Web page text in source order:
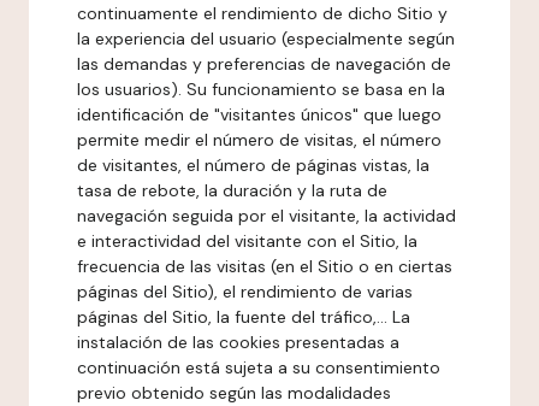
continuamente el rendimiento de dicho Sitio y
la experiencia del usuario (especialmente según
las demandas y preferencias de navegación de
los usuarios). Su funcionamiento se basa en la
identificación de "visitantes únicos" que luego
permite medir el número de visitas, el número
de visitantes, el número de páginas vistas, la
tasa de rebote, la duración y la ruta de
navegación seguida por el visitante, la actividad
e interactividad del visitante con el Sitio, la
frecuencia de las visitas (en el Sitio o en ciertas
páginas del Sitio), el rendimiento de varias
páginas del Sitio, la fuente del tráfico,... La
instalación de las cookies presentadas a
continuación está sujeta a su consentimiento
previo obtenido según las modalidades